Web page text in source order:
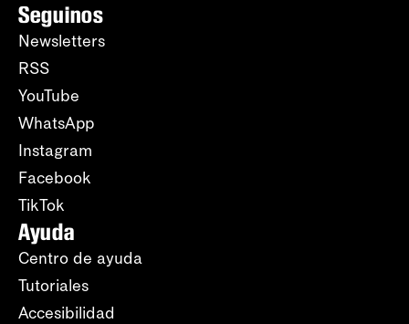
Seguinos
Newsletters
RSS
YouTube
WhatsApp
Instagram
Facebook
TikTok
Ayuda
Centro de ayuda
Tutoriales
Accesibilidad